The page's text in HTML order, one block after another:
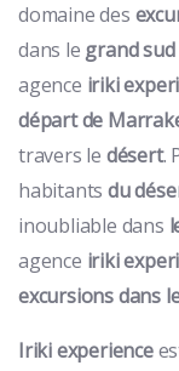
domaine des
dans le grand
agence iriki
départ de
travers le désert.
habitants du
inoubliable dans
agence iriki
excursions dans
Iriki experience